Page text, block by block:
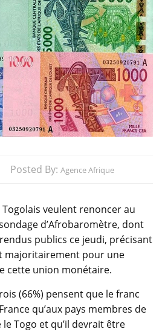
Posted By: Agence Afrique
veulent renoncer au
d’Afrobaromètre, dont
publics ce jeudi, précisant
majoritairement pour une
cette union monétaire.
(66%) pensent que le franc
qu’aux pays membres de
Togo et qu’il devrait être